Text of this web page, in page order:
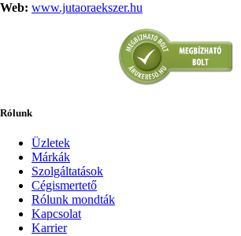
Web: www.jutaoraekszer.hu
Rólunk
Üzletek
Márkák
Szolgáltatások
Cégismertető
Rólunk mondták
Kapcsolat
Karrier